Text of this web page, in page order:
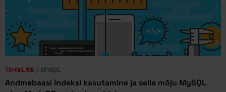
TEHNILINE MYSQL
Andmebaasi indeksi kasutamine ja selle mõju MySQL